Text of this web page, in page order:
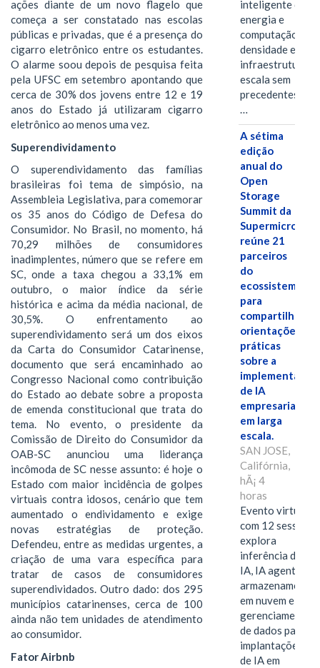
ações diante de um novo flagelo que
começa a ser constatado nas escolas
públicas e privadas, que é a presença do
cigarro eletrônico entre os estudantes.
O alarme soou depois de pesquisa feita
pela UFSC em setembro apontando que
cerca de 30% dos jovens entre 12 e 19
anos do Estado já utilizaram cigarro
eletrônico ao menos uma vez.
Superendividamento
O superendividamento das famílias
brasileiras foi tema de simpósio, na
Assembleia Legislativa, para comemorar
os 35 anos do Código de Defesa do
Consumidor. No Brasil, no momento, há
70,29 milhões de consumidores
inadimplentes, número que se refere em
SC, onde a taxa chegou a 33,1% em
outubro, o maior índice da série
histórica e acima da média nacional, de
30,5%. O enfrentamento ao
superendividamento será um dos eixos
da Carta do Consumidor Catarinense,
documento que será encaminhado ao
Congresso Nacional como contribuição
do Estado ao debate sobre a proposta
de emenda constitucional que trata do
tema. No evento, o presidente da
Comissão de Direito do Consumidor da
OAB-SC anunciou uma liderança
incômoda de SC nesse assunto: é hoje o
Estado com maior incidência de golpes
virtuais contra idosos, cenário que tem
aumentado o endividamento e exige
novas estratégias de proteção.
Defendeu, entre as medidas urgentes, a
criação de uma vara específica para
tratar de casos de consumidores
superendividados. Outro dado: dos 295
municípios catarinenses, cerca de 100
ainda não tem unidades de atendimento
ao consumidor.
Fator Airbnb
inteligente de
energia e
computação de
densidade em
infraestrutura
escala sem
…
A sétima
edição
anual do
Open
Storage
Summit da
Supermicro
reúne 21
parceiros
do
ecossistema
para
compartilhar
orientações
práticas
sobre a
implementação
de IA
empresarial
em larga
escala.
SAN JOSE,
Califórnia,
hÃ¡ 4
horas
Evento virtual
com 12 sessões
explora
inferência de
IA, IA agentiva,
armazenamento
em nuvem e
gerenciamento
de dados para
implantações
de IA em